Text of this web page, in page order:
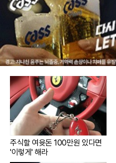
주식할 여윳돈 100만원 있다면
'이렇게' 해라